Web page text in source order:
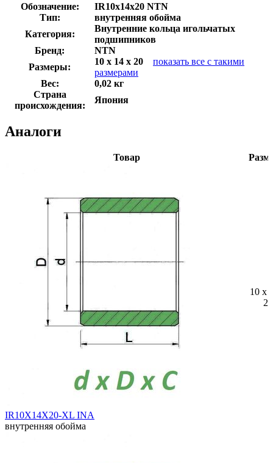
Обозначение:
IR10x14x20 NTN
Тип:
внутренняя обойма
Категория:
Внутренние кольца игольчатых
подшипников
Бренд:
NTN
Размеры:
10 x 14 x 20
показать все с такими
размерами
Вес:
0,02 кг
Страна
происхождения:
Япония
Аналоги
Товар
IR10X14X20-XL INA
внутренняя обойма
10 x
20